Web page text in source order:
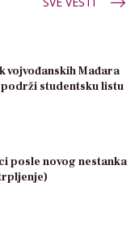
vojvođanskih Mađara
studentsku listu
posle novog nestanka